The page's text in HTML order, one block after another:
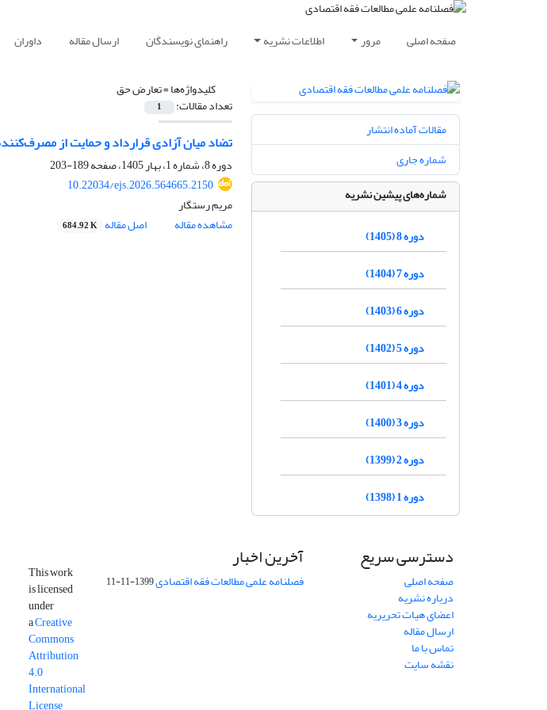
صفحه اصلی مرور اطلاعات نشریه راهنمای نویسندگان ارسال مقاله داوران
کلیدواژه‌ها =تعارض حق
تعداد مقالات: 1
تضاد میان آزادی قرارداد و حمایت از
دوره 8، شماره 1، بهار 1405، صفحه
189-203
10.22034/ejs.2026.564665.2150
مریم رستگار
مشاهده مقاله
اصل مقاله 684.92 K
مقالات آماده انتشار
شماره جاری
شماره‌های پیشین نشریه
دوره 8 (1405)
دوره 7 (1404)
دوره 6 (1403)
دوره 5 (1402)
دوره 4 (1401)
دوره 3 (1400)
دوره 2 (1399)
دوره 1 (1398)
دسترسی سریع
صفحه اصلی
درباره نشریه
اعضای هیات تحریریه
ارسال مقاله
تماس با ما
نقشه سایت
آخرین اخبار
فصلنامه علمی مطالعات فقه اقتصادی1399-11-11
This work
is licensed
under
aCreative
Commons
Attribution
4.0
International
License